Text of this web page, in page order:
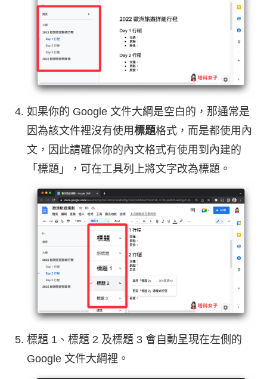
如果你的 Google 文件大綱是空白的，那通常是
因為該文件裡沒有使用標題格式，而是都使用內
文，因此請確保你的內文格式有使用到內建的
「標題」，可在工具列上將文字改為標題。
標題 1、標題 2 及標題 3 會自動呈現在左側的
Google 文件大綱裡。